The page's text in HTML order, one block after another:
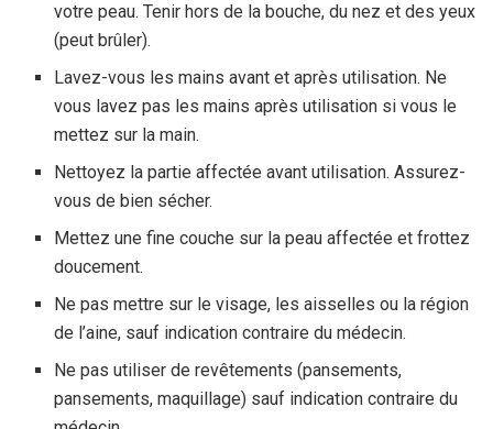
votre peau. Tenir hors de la bouche, du nez et des yeux
(peut brûler).
Lavez-vous les mains avant et après utilisation. Ne
vous lavez pas les mains après utilisation si vous le
mettez sur la main.
Nettoyez la partie affectée avant utilisation. Assurez-
vous de bien sécher.
Mettez une fine couche sur la peau affectée et frottez
doucement.
Ne pas mettre sur le visage, les aisselles ou la région
de l’aine, sauf indication contraire du médecin.
Ne pas utiliser de revêtements (pansements,
pansements, maquillage) sauf indication contraire du